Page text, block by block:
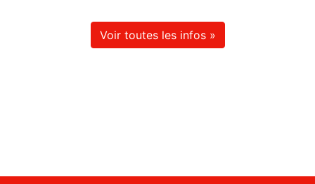
Voir toutes les infos »